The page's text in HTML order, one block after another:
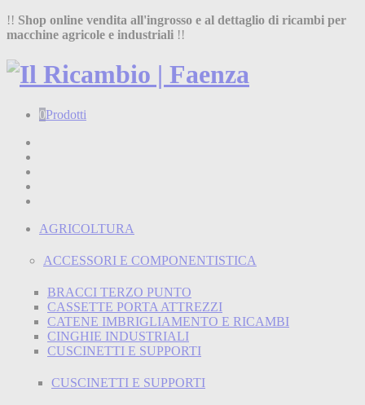
!! Shop online vendita all'ingrosso e al dettaglio di ricambi per
macchine agricole e industriali !!
0Prodotti
AGRICOLTURA
ACCESSORI E COMPONENTISTICA
BRACCI TERZO PUNTO
CASSETTE PORTA ATTREZZI
CATENE IMBRIGLIAMENTO E RICAMBI
CINGHIE INDUSTRIALI
CUSCINETTI E SUPPORTI
CUSCINETTI E SUPPORTI